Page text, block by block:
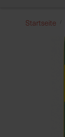
Startseite